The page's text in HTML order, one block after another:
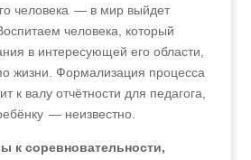
человека — в мир выйдет
человека, который
в интересующей его области,
жизни. Формализация процесса
к валу отчётности для педагога,
— неизвестно.
к соревновательности,